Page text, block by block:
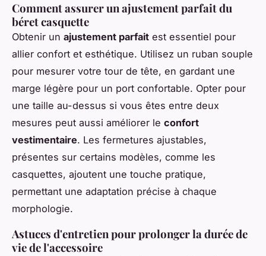
Comment assurer un ajustement parfait du
béret casquette
Obtenir un ajustement parfait est essentiel pour
allier confort et esthétique. Utilisez un ruban souple
pour mesurer votre tour de tête, en gardant une
marge légère pour un port confortable. Opter pour
une taille au-dessus si vous êtes entre deux
mesures peut aussi améliorer le confort
vestimentaire. Les fermetures ajustables,
présentes sur certains modèles, comme les
casquettes, ajoutent une touche pratique,
permettant une adaptation précise à chaque
morphologie.
Astuces d'entretien pour prolonger la durée de
vie de l'accessoire